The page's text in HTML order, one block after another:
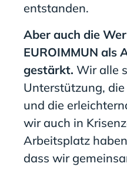
entstanden.
Aber auch die
EUROIMMUN als
gestärkt. Wir alle
Unterstützung,
und die
wir auch in
Arbeitsplatz
dass wir